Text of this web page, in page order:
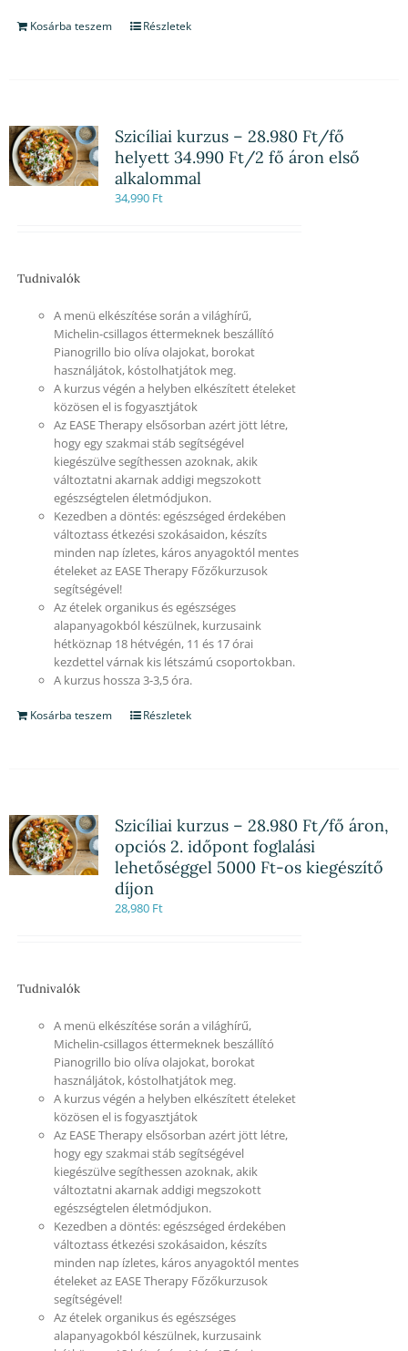
Kosárba teszem Részletek
Szicíliai kurzus – 28.980 Ft/fő
helyett 34.990 Ft/2 fő áron első
alkalommal
34,990 Ft
Tudnivalók
A menü elkészítése során a világhírű,
Michelin-csillagos éttermeknek beszállító
Pianogrillo bio olíva olajokat, borokat
használjátok, kóstolhatjátok meg.
A kurzus végén a helyben elkészített ételeket
közösen el is fogyasztjátok
Az EASE Therapy elsősorban azért jött létre,
hogy egy szakmai stáb segítségével
kiegészülve segíthessen azoknak, akik
változtatni akarnak addigi megszokott
egészségtelen életmódjukon.
Kezedben a döntés: egészséged érdekében
változtass étkezési szokásaidon, készíts
minden nap ízletes, káros anyagoktól mentes
ételeket az EASE Therapy Főzőkurzusok
segítségével!
Az ételek organikus és egészséges
alapanyagokból készülnek, kurzusaink
hétköznap 18 hétvégén, 11 és 17 órai
kezdettel várnak kis létszámú csoportokban.
A kurzus hossza 3-3,5 óra.
Kosárba teszem Részletek
Szicíliai kurzus – 28.980 Ft/fő áron,
opciós 2. időpont foglalási
lehetőséggel 5000 Ft-os kiegészítő
díjon
28,980 Ft
Tudnivalók
A menü elkészítése során a világhírű,
Michelin-csillagos éttermeknek beszállító
Pianogrillo bio olíva olajokat, borokat
használjátok, kóstolhatjátok meg.
A kurzus végén a helyben elkészített ételeket
közösen el is fogyasztjátok
Az EASE Therapy elsősorban azért jött létre,
hogy egy szakmai stáb segítségével
kiegészülve segíthessen azoknak, akik
változtatni akarnak addigi megszokott
egészségtelen életmódjukon.
Kezedben a döntés: egészséged érdekében
változtass étkezési szokásaidon, készíts
minden nap ízletes, káros anyagoktól mentes
ételeket az EASE Therapy Főzőkurzusok
segítségével!
Az ételek organikus és egészséges
alapanyagokból készülnek, kurzusaink